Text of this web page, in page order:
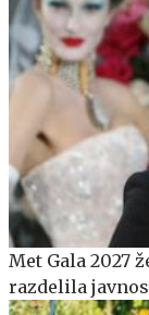
Met Gala 2027
razdelila